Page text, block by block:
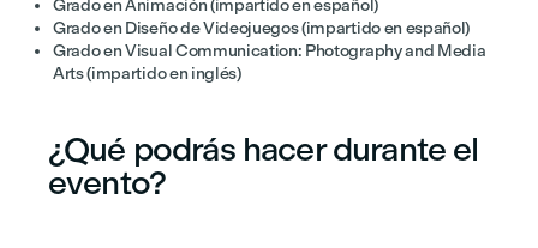
Grado en Animación (impartido en español)
Grado en Diseño de Videojuegos (impartido en español)
Grado en Visual Communication: Photography and Media
Arts (impartido en inglés)
¿Qué podrás hacer durante el
evento?